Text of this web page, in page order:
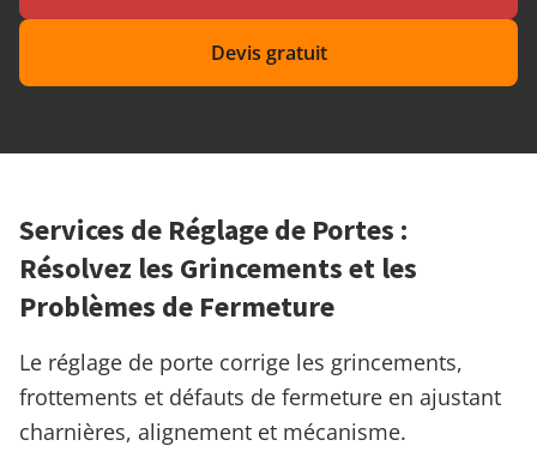
Devis gratuit
Services de Réglage de Portes :
Résolvez les Grincements et les
Problèmes de Fermeture
Le réglage de porte corrige les grincements,
frottements et défauts de fermeture en ajustant
charnières, alignement et mécanisme.